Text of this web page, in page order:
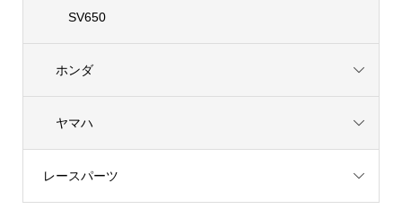
SV650
ホンダ
ヤマハ
レースパーツ